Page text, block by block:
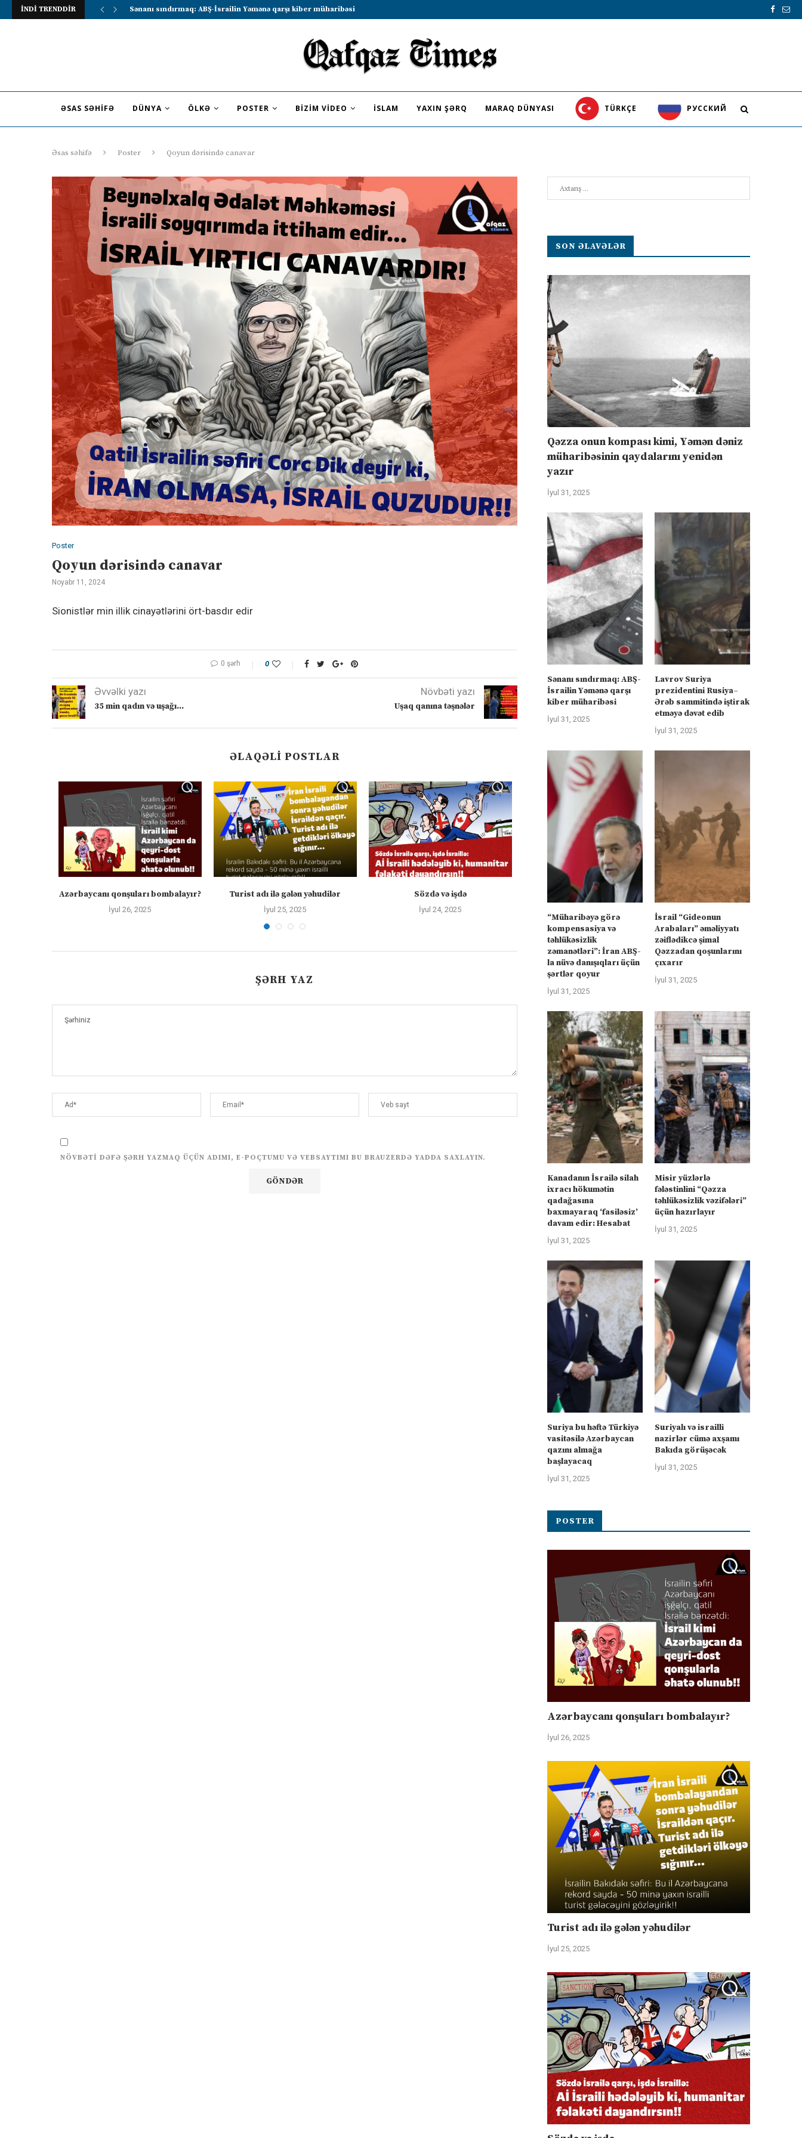
İNDİ TRENDDİR Lavrov Suriya prezidentini Rusiya–Ərəb sammitində iştirak etməyə dəvət...
ƏSAS SƏHIFƏ DÜNYA ÖLKƏ POSTER BIZIM VIDEO İSLAM YAXIN ŞƏRQ MARAQ DÜNYASI TÜRKÇE PУССКИЙ
Əsas səhifə Poster Qoyun dərisində canavar
Poster
Qoyun dərisində canavar
Noyabr 11, 2024
Sionistlər min illik cinayətlərini ört-basdır edir
0 şərh 0
Əvvəlki yazı
35 min qadın və uşağı…
Növbəti yazı
Uşaq qanına təşnələr
ƏLAQƏLI POSTLAR
Azərbaycanı qonşuları bombalayır?
İyul 26, 2025
Turist adı ilə gələn yəhudilər
İyul 25, 2025
Sözdə və işdə
İyul 24, 2025
Avropa İsrailə qarşı Bakı Kiyevin yanında
ŞƏRH YAZ
NÖVBƏTI DƏFƏ ŞƏRH YAZMAQ ÜÇÜN ADIMI, E-POÇTUMU VƏ VEBSAYTIMI BU BRAUZERDƏ YADDA SAXLAYIN.
SON ƏLAVƏLƏR
Qəzza onun kompası kimi, Yəmən dəniz
müharibəsinin qaydalarını yenidən
yazır
İyul 31, 2025
Sənanı sındırmaq: ABŞ-
İsrailin Yəmənə qarşı
kiber müharibəsi
İyul 31, 2025
Lavrov Suriya
prezidentini Rusiya–
Ərəb sammitində iştirak
etməyə dəvət edib
İyul 31, 2025
“Müharibəyə görə
kompensasiya və
təhlükəsizlik
zəmanətləri”: İran ABŞ-
la nüvə danışıqları üçün
şərtlər qoyur
İyul 31, 2025
İsrail “Gideonun
Arabaları” əməliyyatı
zəiflədikcə şimal
Qəzzadan qoşunlarını
çıxarır
İyul 31, 2025
Kanadanın İsrailə silah
ixracı hökumətin
qadağasına
baxmayaraq ‘fasiləsiz’
davam edir: Hesabat
İyul 31, 2025
Misir yüzlərlə
fələstinlini “Qəzza
təhlükəsizlik vəzifələri”
üçün hazırlayır
İyul 31, 2025
Suriya bu həftə Türkiyə
vasitəsilə Azərbaycan
qazını almağa
başlayacaq
İyul 31, 2025
Suriyalı və israilli
nazirlər cümə axşamı
Bakıda görüşəcək
İyul 31, 2025
POSTER
Azərbaycanı qonşuları bombalayır?
İyul 26, 2025
Turist adı ilə gələn yəhudilər
İyul 25, 2025